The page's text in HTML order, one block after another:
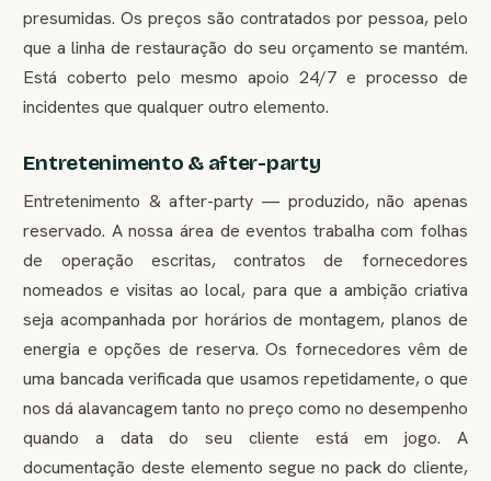
presumidas. Os preços são contratados por pessoa, pelo
que a linha de restauração do seu orçamento se mantém.
Está coberto pelo mesmo apoio 24/7 e processo de
incidentes que qualquer outro elemento.
Entretenimento & after-party
Entretenimento & after-party — produzido, não apenas
reservado. A nossa área de eventos trabalha com folhas
de operação escritas, contratos de fornecedores
nomeados e visitas ao local, para que a ambição criativa
seja acompanhada por horários de montagem, planos de
energia e opções de reserva. Os fornecedores vêm de
uma bancada verificada que usamos repetidamente, o que
nos dá alavancagem tanto no preço como no desempenho
quando a data do seu cliente está em jogo. A
documentação deste elemento segue no pack do cliente,